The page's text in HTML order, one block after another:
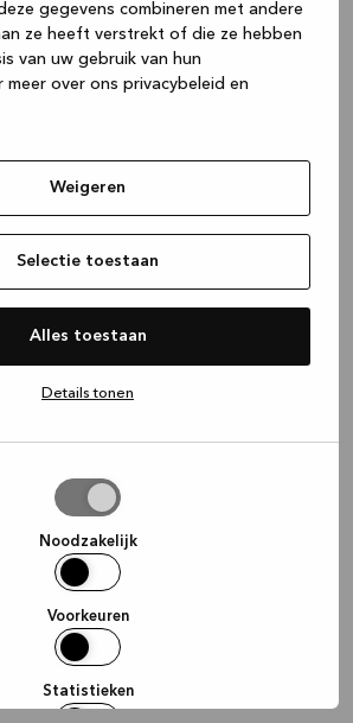
gegevens combineren met andere
ze heeft verstrekt of die ze hebben
van uw gebruik van hun
meer over ons privacybeleid en
Weigeren
Selectie toestaan
Alles toestaan
Details tonen
Noodzakelijk
Voorkeuren
Statistieken
(see the browser console for more
information).